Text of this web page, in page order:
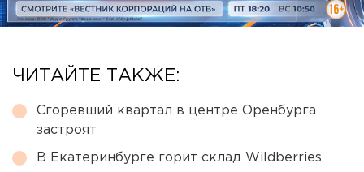
ЧИТАЙТЕ ТАКЖЕ:
Сгоревший квартал в центре Оренбурга
застроят
В Екатеринбурге горит склад Wildberries